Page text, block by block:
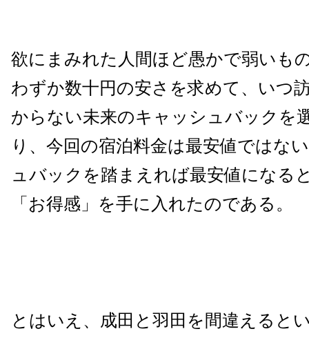
欲にまみれた人間ほど愚かで弱いも
わずか数十円の安さを求めて、いつ
からない未来のキャッシュバックを
り、今回の宿泊料金は最安値ではな
ュバックを踏まえれば最安値になる
「お得感」を手に入れたのである。
とはいえ、成田と羽田を間違えると